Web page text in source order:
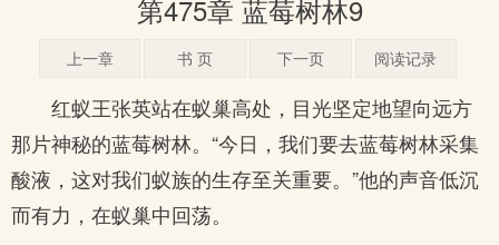
第475章 蓝莓树林9
上一章 书 页 下一页 阅读记录
红蚁王张英站在蚁巢高处，目光坚定地望向远方
那片神秘的蓝莓树林。“今日，我们要去蓝莓树林采集
酸液，这对我们蚁族的生存至关重要。”他的声音低沉
而有力，在蚁巢中回荡。